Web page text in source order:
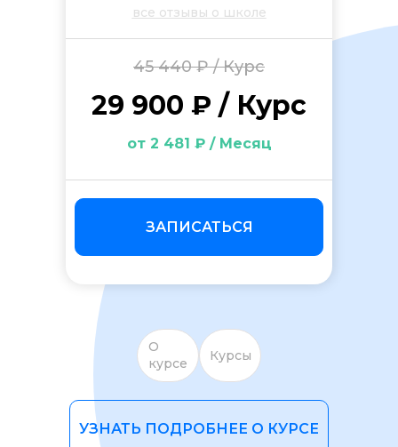
все отзывы о школе
45 440 ₽ / Курс
29 900 ₽ / Курс
от 2 481 ₽ / Месяц
ЗАПИСАТЬСЯ
О
курсе
Курсы
УЗНАТЬ ПОДРОБНЕЕ О КУРСЕ